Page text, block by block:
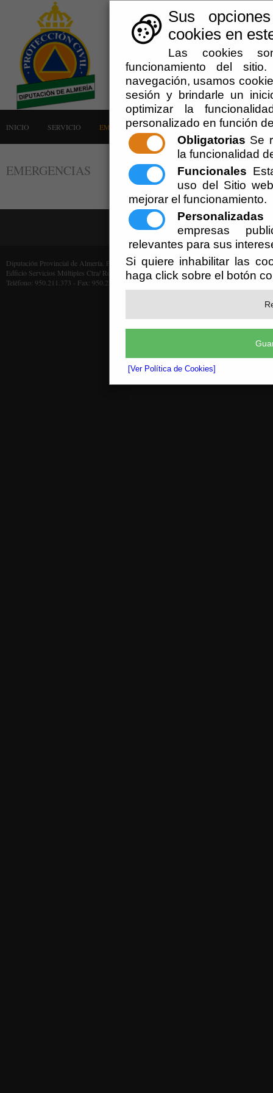
Sus
cookies en
Las cookies
funcionamiento del
navegación, usamos
sesión y brindarle un
optimizar la
personalizado en función
Obligatorias Se
la funcionalidad
Funcionales
uso del Sitio
mejorar el funcionamiento.
Personalizadas
empresas
relevantes para sus
Si quiere inhabilitar las
haga click sobre el botón
[Ver Política de Cookies]
INICIO SERVICIO EMERGENCIAS LA AGRUPACIÓN AVISOS
EMERGENCIAS
Diputación Provincial de Almería. Protección Civil (Cif: P-0400000-F)
Edficio Servicios Múltiples Ctra/ Ronda, 216 - 04009 Almería
Teléfono: 950.211.373 - Fax: 950.211.372